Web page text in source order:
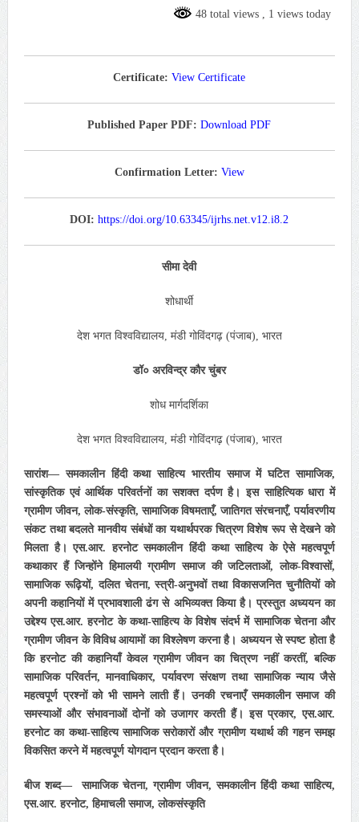
48 total views , 1 views today
Certificate: View Certificate
Published Paper PDF:Download PDF
Confirmation Letter: View
DOI:https://doi.org/10.63345/ijrhs.net.v12.i8.2
सीमा देवी
शोधार्थी
देश भगत विश्वविद्यालय, मंडी गोविंदगढ़ (पंजाब), भारत
डॉ० अरविन्द्र कौर चुंबर
शोध मार्गदर्शिका
देश भगत विश्वविद्यालय, मंडी गोविंदगढ़ (पंजाब), भारत
सारांश— समकालीन हिंदी कथा साहित्य भारतीय समाज में घटित सामाजिक,
सांस्कृतिक एवं आर्थिक परिवर्तनों का सशक्त दर्पण है। इस साहित्यिक धारा में
ग्रामीण जीवन, लोक-संस्कृति, सामाजिक विषमताएँ, जातिगत संरचनाएँ, पर्यावरणीय
संकट तथा बदलते मानवीय संबंधों का यथार्थपरक चित्रण विशेष रूप से देखने को
मिलता है। एस.आर. हरनोट समकालीन हिंदी कथा साहित्य के ऐसे महत्वपूर्ण
कथाकार हैं जिन्होंने हिमालयी ग्रामीण समाज की जटिलताओं, लोक-विश्वासों,
सामाजिक रूढ़ियों, दलित चेतना, स्त्री-अनुभवों तथा विकासजनित चुनौतियों को
अपनी कहानियों में प्रभावशाली ढंग से अभिव्यक्त किया है। प्रस्तुत अध्ययन का
उद्देश्य एस.आर. हरनोट के कथा-साहित्य के विशेष संदर्भ में सामाजिक चेतना और
ग्रामीण जीवन के विविध आयामों का विश्लेषण करना है। अध्ययन से स्पष्ट होता है
कि हरनोट की कहानियाँ केवल ग्रामीण जीवन का चित्रण नहीं करतीं, बल्कि
सामाजिक परिवर्तन, मानवाधिकार, पर्यावरण संरक्षण तथा सामाजिक न्याय जैसे
महत्वपूर्ण प्रश्नों को भी सामने लाती हैं। उनकी रचनाएँ समकालीन समाज की
समस्याओं और संभावनाओं दोनों को उजागर करती हैं। इस प्रकार, एस.आर.
हरनोट का कथा-साहित्य सामाजिक सरोकारों और ग्रामीण यथार्थ की गहन समझ
विकसित करने में महत्वपूर्ण योगदान प्रदान करता है।
बीज शब्द— सामाजिक चेतना, ग्रामीण जीवन, समकालीन हिंदी कथा साहित्य,
एस.आर. हरनोट, हिमाचली समाज, लोकसंस्कृति